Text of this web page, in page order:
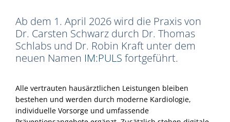
Ab dem 1. April 2026 wird die Praxis von
Dr. Carsten Schwarz durch Dr. Thomas
Schlabs und Dr. Robin Kraft unter dem
neuen Namen IM:PULS fortgeführt.
Alle vertrauten hausärztlichen Leistungen bleiben
bestehen und werden durch moderne Kardiologie,
individuelle Vorsorge und umfassende